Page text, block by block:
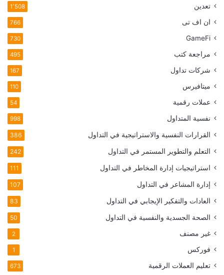
تعدين 1٬508
ان اف تی 766
GameFi
730
مراجعة كتب 495
شركات تداول 167
ميتافيرس 110
عملات رقمية 54
نفسية المتداول 998
القرارات النفسية والاستراتيجية في التداول 386
التعلم والتطوير المستمر في التداول 242
استراتيجيات إدارة المخاطر في التداول 111
إدارة المشاعر في التداول 107
العادات والتفكير الإيجابي في التداول 83
الصحة الجسدية والنفسية في التداول 50
غير مصنف 2
فوركس 1
تعليم العملات الرقمية 673